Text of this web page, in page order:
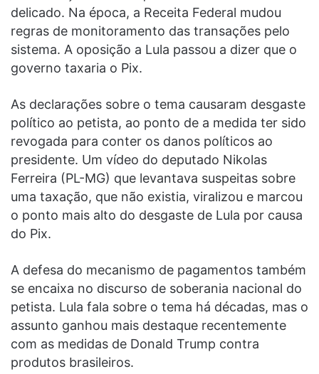
delicado. Na época, a Receita Federal mudou
regras de monitoramento das transações pelo
sistema. A oposição a Lula passou a dizer que o
governo taxaria o Pix.
As declarações sobre o tema causaram desgaste
político ao petista, ao ponto de a medida ter sido
revogada para conter os danos políticos ao
presidente. Um vídeo do deputado Nikolas
Ferreira (PL-MG) que levantava suspeitas sobre
uma taxação, que não existia, viralizou e marcou
o ponto mais alto do desgaste de Lula por causa
do Pix.
A defesa do mecanismo de pagamentos também
se encaixa no discurso de soberania nacional do
petista. Lula fala sobre o tema há décadas, mas o
assunto ganhou mais destaque recentemente
com as medidas de Donald Trump contra
produtos brasileiros.